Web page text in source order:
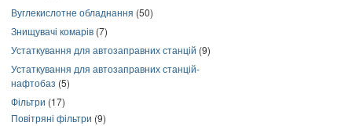
Вуглекислотне обладнання (50)
Знищувачі комарів (7)
Устаткування для автозаправних станцій (9)
Устаткування для автозаправних станцій-
нафтобаз (5)
Фільтри (17)
Повітряні фільтри (9)